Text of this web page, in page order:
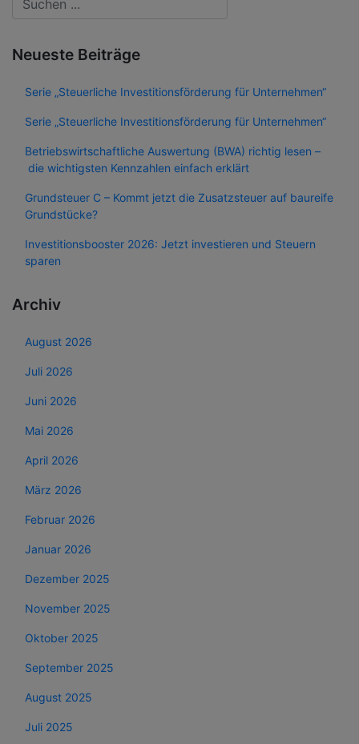
Neueste Beiträge
Serie „Steuerliche Investitionsförderung für Unternehmen“
Serie „Steuerliche Investitionsförderung für Unternehmen“
Betriebswirtschaftliche Auswertung (BWA) richtig lesen –
die wichtigsten Kennzahlen einfach erklärt
Grundsteuer C – Kommt jetzt die Zusatzsteuer auf baureife
Grundstücke?
Investitionsbooster 2026: Jetzt investieren und Steuern
sparen
Archiv
August 2026
Juli 2026
Juni 2026
Mai 2026
April 2026
März 2026
Februar 2026
Januar 2026
Dezember 2025
November 2025
Oktober 2025
September 2025
August 2025
Juli 2025